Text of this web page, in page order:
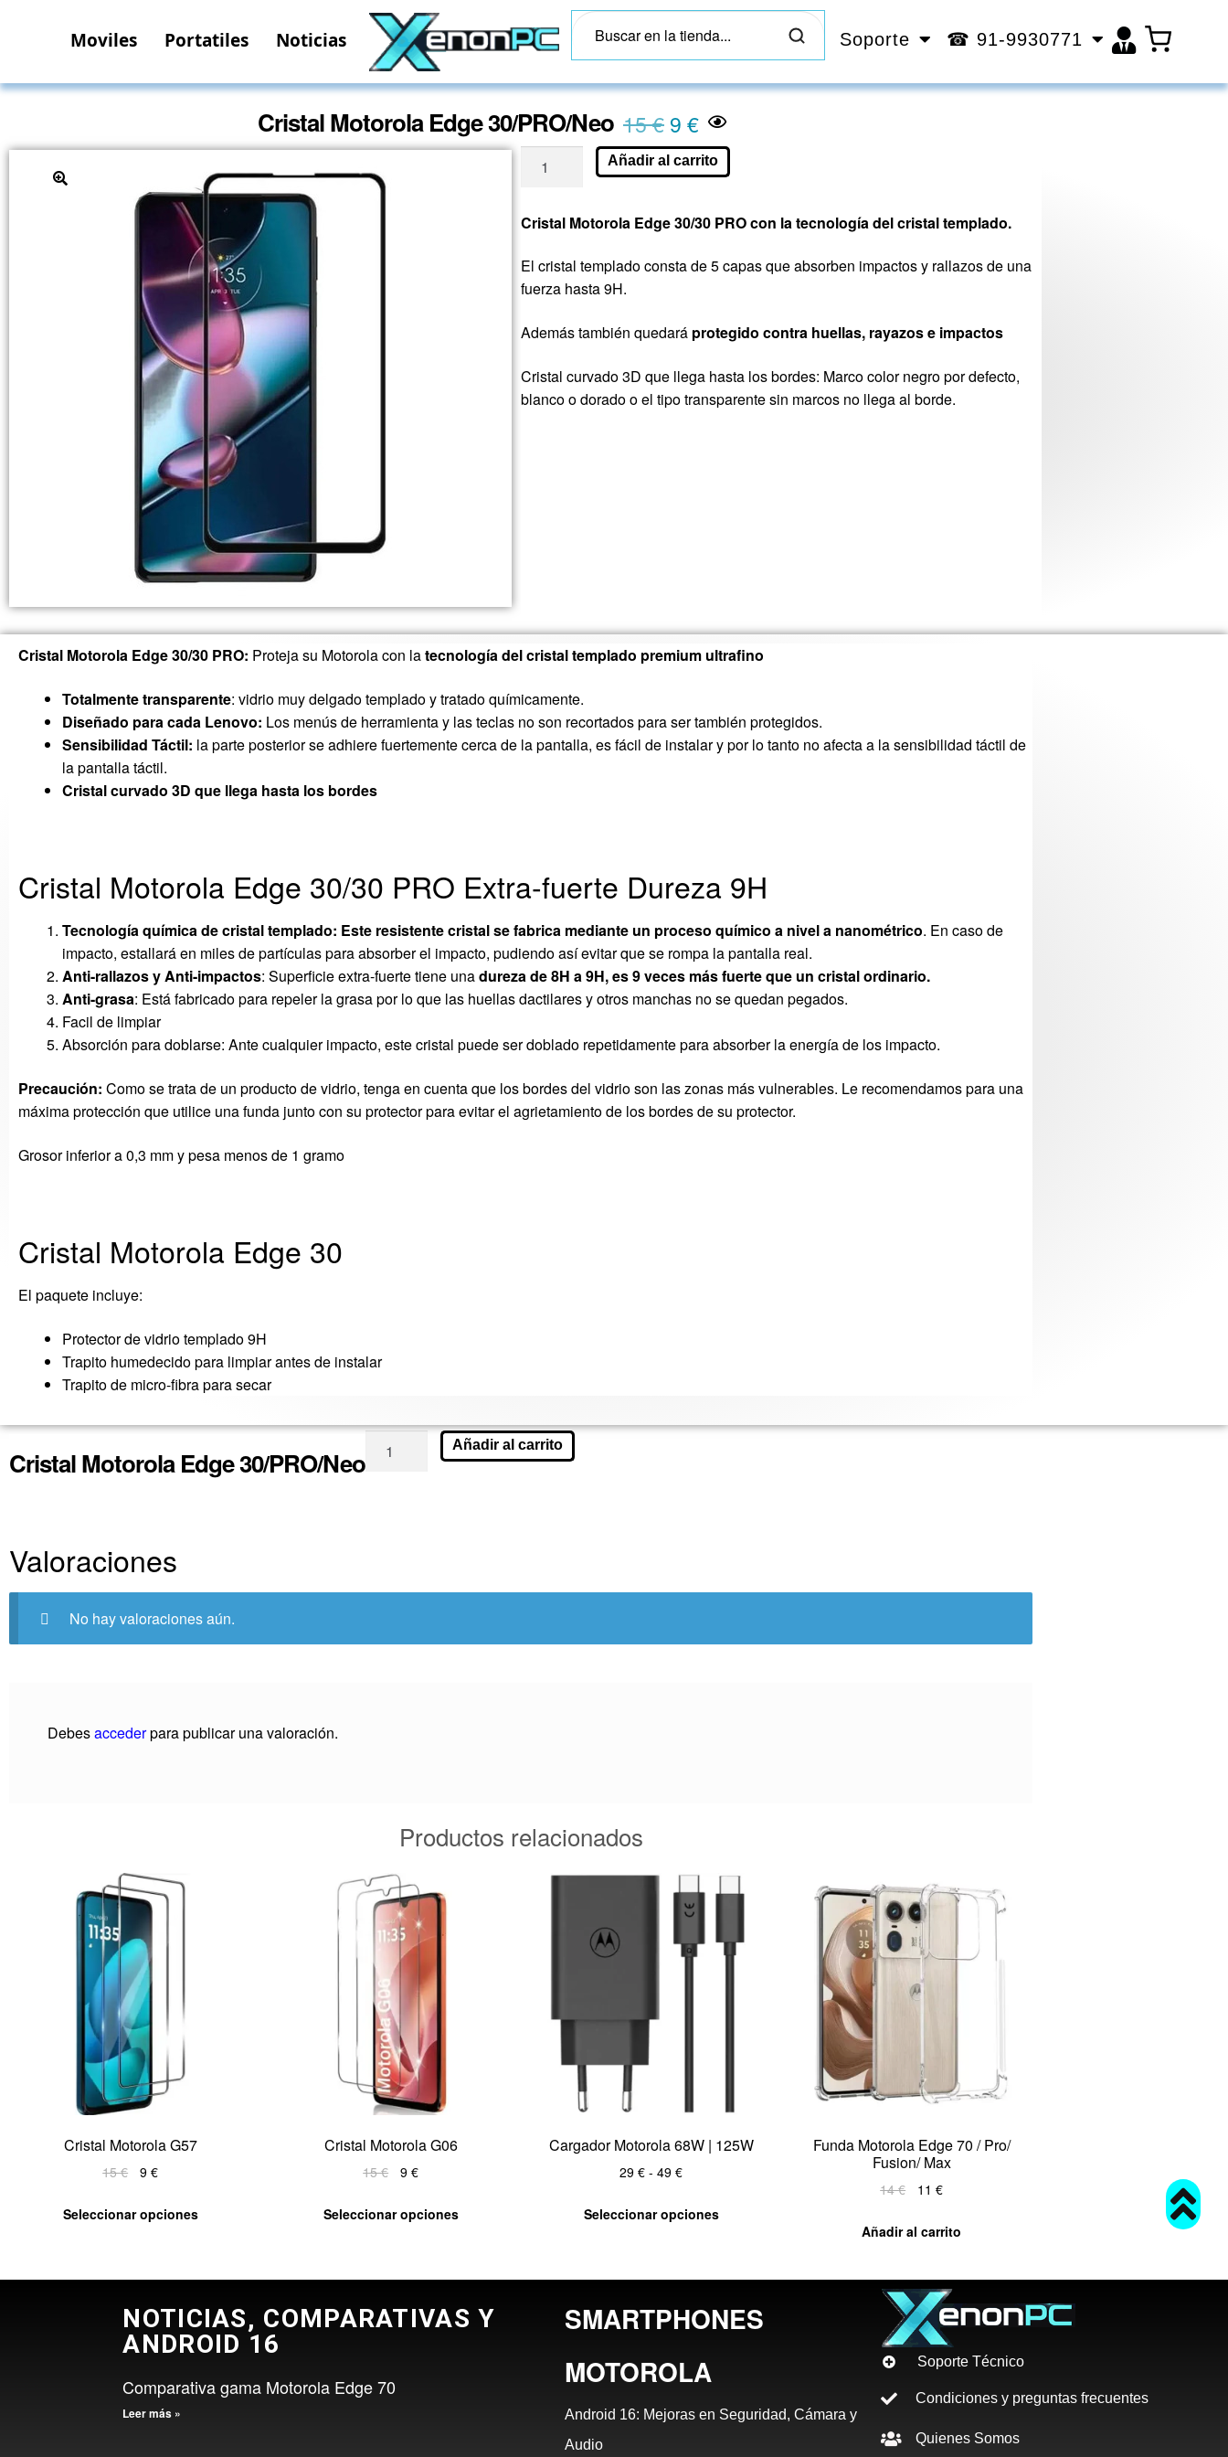
Moviles Portatiles Noticias Soporte ☎ 91-9930771
Cristal Motorola Edge 30/PRO/Neo 15€ 9 €
Añadir al carrito
Cristal Motorola Edge 30/30 PRO con la tecnología del cristal templado.
El cristal templado consta de 5 capas que absorben impactos y rallazos de una
fuerza hasta 9H.
Además también quedará protegido contra huellas, rayazos e impactos
Cristal curvado 3D que llega hasta los bordes: Marco color negro por defecto,
blanco o dorado o el tipo transparente sin marcos no llega al borde.
Cristal Motorola Edge 30/30 PRO: Proteja su Motorola con latecnología del cristal templado premium ultrafino
Totalmente transparente: vidrio muy delgado templado y tratado químicamente.
Diseñado para cada Lenovo: Los menús de herramienta y las teclas no son recortados para ser también protegidos.
Sensibilidad Táctil: la parte posterior se adhiere fuertemente cerca de la pantalla, es fácil de instalar y por lo tanto no afecta a la sensibilidad táctil de
la pantalla táctil.
Cristal curvado 3D que llega hasta los bordes
Cristal Motorola Edge 30/30 PRO Extra-fuerte Dureza 9H
Tecnología química de cristal templado: Este resistente cristal se fabrica mediante un proceso químico a nivel a nanométrico. En caso de
impacto, estallará en miles de partículas para absorber el impacto, pudiendo así evitar que se rompa la pantalla real.
Anti-rallazos y Anti-impactos: Superficie extra-fuerte tiene unadurezade 8H a 9H, es 9 veces más fuerte que un cristal ordinario.
Anti-grasa: Está fabricado para repeler la grasa por lo que las huellas dactilares y otros manchas no se quedan pegados.
Facil de limpiar
Absorción para doblarse: Ante cualquier impacto, este cristal puede ser doblado repetidamente para absorber la energía de los impacto.
Precaución: Como se trata de un producto de vidrio, tenga en cuenta que losbordes del vidrioson las zonas más vulnerables. Le recomendamospara una
máxima protección que utilice una funda junto con su protectorpara evitar el agrietamientode los bordes desu protector.
Grosor inferior a 0,3 mm y pesa menos de 1 gramo
Cristal Motorola Edge 30
El paquete incluye:
Protector devidriotemplado 9H
Trapito humedecido para limpiar antes de instalar
Trapito de micro-fibra para secar
Cristal Motorola Edge 30/PRO/Neo
Añadir al carrito
Valoraciones
No hay valoraciones aún.
Debesaccederpara publicar una valoración.
Productos relacionados
Cristal Motorola G57
15€ 9 €
Seleccionar opciones
Cristal Motorola G06
15€ 9 €
Seleccionar opciones
Cargador Motorola 68W | 125W
29 € - 49 €
Seleccionar opciones
Funda Motorola Edge 70 / Pro/
Fusion/ Max
14€ 11 €
Añadir al carrito
NOTICIAS, COMPARATIVAS Y
ANDROID 16
Comparativa gama Motorola Edge 70
Leer más »
SMARTPHONES
MOTOROLA
Android 16: Mejoras en Seguridad, Cámara y
Audio
Soporte Técnico
Condiciones y preguntas frecuentes
Quienes Somos